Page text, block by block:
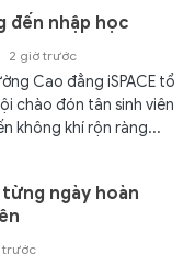
đến nhập học
2 giờ trước
Cao đẳng iSPACE tổ
chào đón tân sinh viên
không khí rộn ràng...
ngày hoàn
trước